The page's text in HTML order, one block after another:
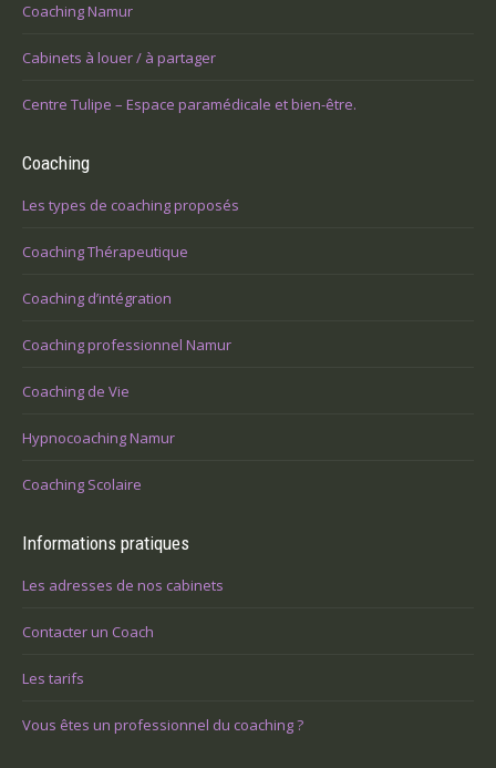
Coaching Namur
Cabinets à louer / à partager
Centre Tulipe – Espace paramédicale et bien-être.
Coaching
Les types de coaching proposés
Coaching Thérapeutique
Coaching d’intégration
Coaching professionnel Namur
Coaching de Vie
Hypnocoaching Namur
Coaching Scolaire
Informations pratiques
Les adresses de nos cabinets
Contacter un Coach
Les tarifs
Vous êtes un professionnel du coaching ?